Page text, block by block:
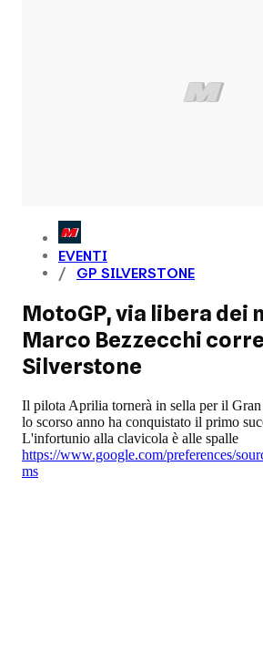
EVENTI
GP SILVERSTONE
MotoGP, via libera dei
Marco Bezzecchi
Silverstone
Il pilota Aprilia tornerà in sella per il
lo scorso anno ha conquistato il primo
L'infortunio alla clavicola è alle spalle
https://www.google.com/preferences/
ms